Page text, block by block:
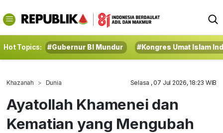
Hot Topics: #Gubernur BI Mundur #Kongres Umat Islam
Khazanah Dunia Selasa , 07 Jul 2026, 18:23 WIB
Ayatollah Khamenei dan
Kematian yang Mengubah